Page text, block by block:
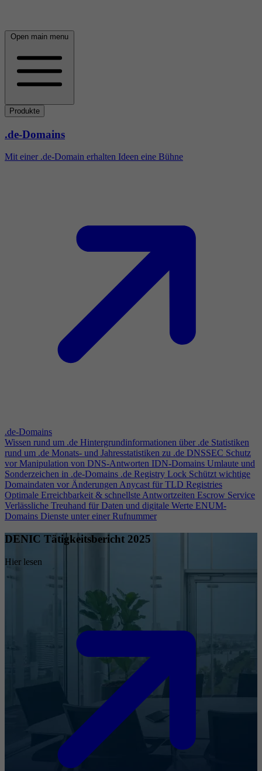
Open main menu
Produkte
.de-Domains
Mit einer .de-Domain erhalten Ideen eine Bühne
.de-Domains
Wissen rund um .de Hintergrundinformationen über .de Statistiken
rund um .de Monats- und Jahresstatistiken zu .de DNSSEC Schutz
vor Manipulation von DNS-Antworten IDN-Domains Umlaute und
Sonderzeichen in .de-Domains .de Registry Lock Schützt wichtige
Domaindaten vor ÄnderungenAnycast für TLD Registries
Optimale Erreichbarkeit & schnellste Antwortzeiten Escrow Service
Verlässliche Treuhand für Daten und digitale Werte ENUM-
Domains Dienste unter einer Rufnummer
DENIC Tätigkeitsbericht 2025
Hier lesen